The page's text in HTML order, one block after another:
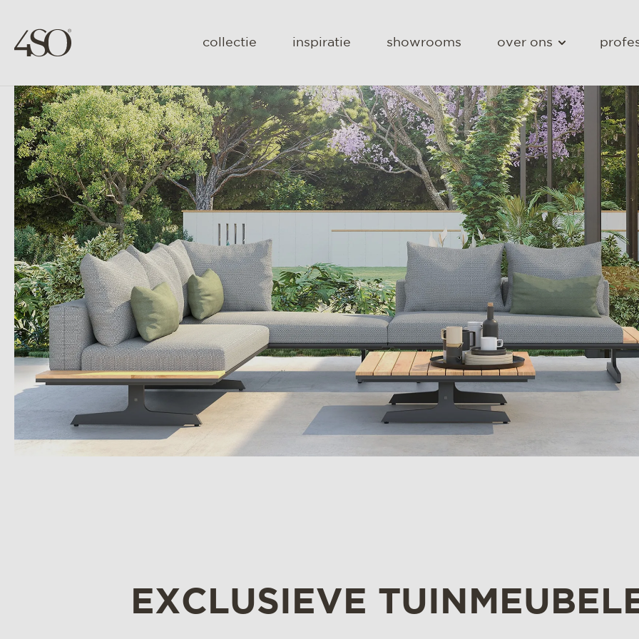
collectie inspiratie showrooms over ons
EXCLUSIEVE